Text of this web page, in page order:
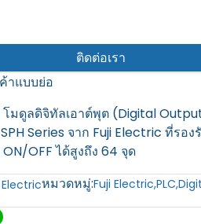
ติดต่อเรา
าแบบย่อ
โมดูลดิจิทัลเอาต์พุต (Digital
SPH Series จาก Fuji Electric ที่ร
OFF ได้สูงถึง 64 จุด
Electricหมวดหมู่:Fuji Electric,PLC,